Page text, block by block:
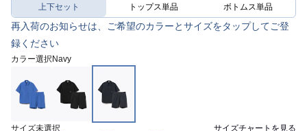
上下セット トップス単品 ボトムス単品
再入荷のお知らせは、ご希望のカラーとサイズをタップしてご登
録ください
カラー選択 Navy
サイズ未選択 サイズチャートを見る